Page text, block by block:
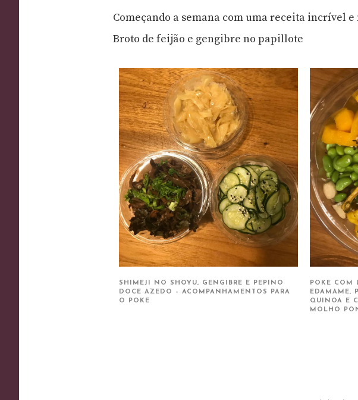
Começando a semana com uma receita incrível
Broto de feijão e gengibre no papillote
SHIMEJI NO SHOYU, GENGIBRE E PEPINO
DOCE AZEDO – ACOMPANHAMENTOS PARA
O POKE
POKE COM
EDAMAME,
QUINOA E
MOLHO